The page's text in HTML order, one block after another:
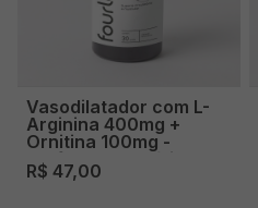
Vasodilatador com L-
Arginina 400mg +
Ornitina 100mg -
Performance Física -
30 doses
R$ 47,00